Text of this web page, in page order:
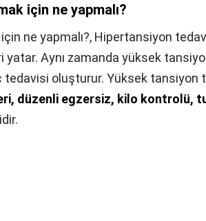
için ne yapmalı?
ne yapmalı?, Hipertansiyon
yatar. Aynı zamanda yüksek
oluşturur. Yüksek tansiyon
düzenli egzersiz, kilo kontrolü,